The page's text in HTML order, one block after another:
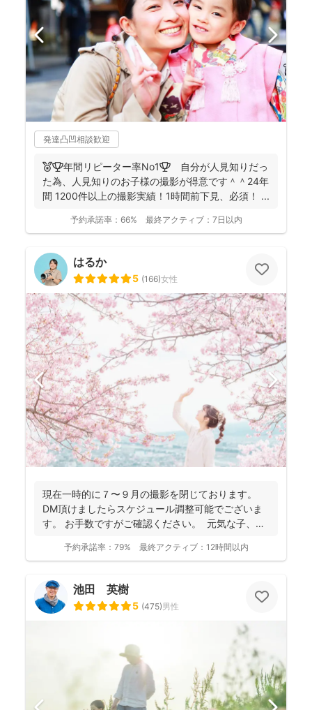
発達凸凹相談歓迎
🏅🏆️年間リピーター率No1🏆 自分が人見知りだっ
た為、人見知りのお子様の撮影が得意です＾＾24年
間 1200件以上の撮影実績！1時間前下見、必須！ ...
予約承諾率： 66% 最終アクティブ： 7日以内
はるか
5 (166)女性
現在一時的に７〜９月の撮影を閉じております。
DM頂けましたらスケジュール調整可能でございま
す。 お手数ですがご確認ください。 元気な子、人
予約承諾率： 79% 最終アクティブ： 12時間以内
池田 英樹
5 (475)男性